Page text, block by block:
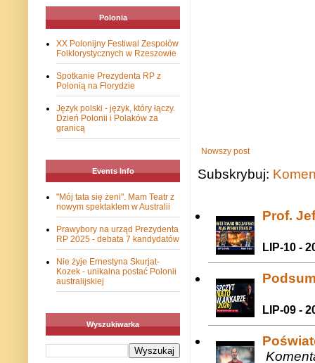
Nowszy post
Subskrybuj:
Prof.
LIP-10 -
LIP-09 -
Polonia
XX Polonijny Festiwal Zespołów
Folklorystycznych w Rzeszowie
Spotkanie Prezydenta RP z
Polonią na Florydzie
Język polski - język, który łączy.
Dzień Polonii i Polaków za
granicą
Events Info
"Mój tata się żeni". Mam Teatr z
nowym spektaklem w Australii
Prawybory na urząd Prezydenta
RP 2025 - debata 7 kandydatów
Nie żyje Ernestyna Skurjat-
Kozek - unikalna postać Polonii
australijskiej
Wyszukiwarka